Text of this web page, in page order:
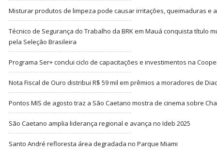
Misturar produtos de limpeza pode causar irritações, queimaduras e
Técnico de Segurança do Trabalho da BRK em Mauá conquista título
pela Seleção Brasileira
Programa Ser+ conclui ciclo de capacitações e investimentos na
Nota Fiscal de Ouro distribui R$ 59 mil em prêmios a moradores de
Pontos MIS de agosto traz a São Caetano mostra de cinema sobre
São Caetano amplia liderança regional e avança no Ideb 2025
Santo André refloresta área degradada no Parque Miami